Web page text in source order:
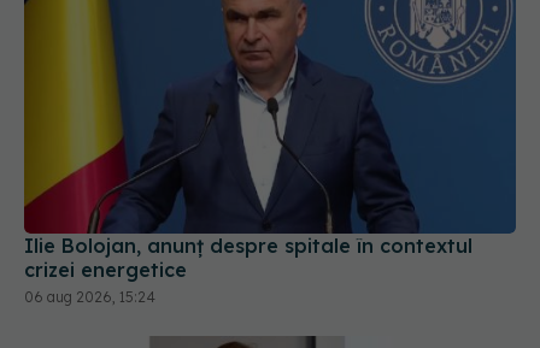
Ilie Bolojan, anunț despre spitale în contextul
crizei energetice
06 aug 2026, 15:24